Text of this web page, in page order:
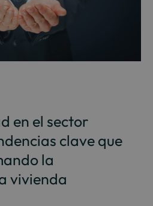
en el sector
clave que
la
vivienda